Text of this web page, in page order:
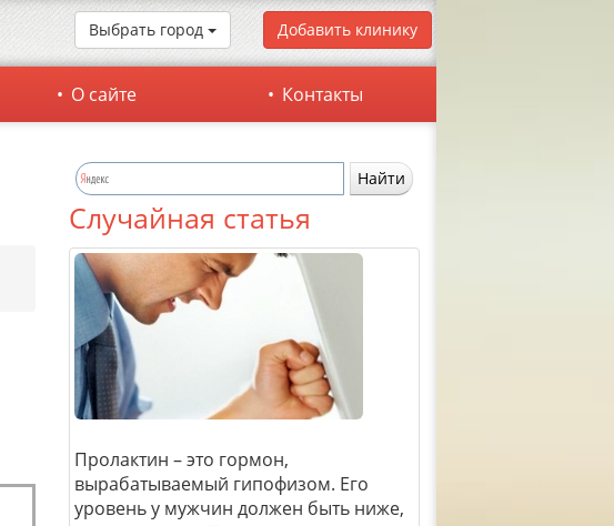
Случайная статья
Пролактин – это гормон,
вырабатываемый гипофизом. Его
уровень у мужчин должен быть ниже,
Выбрать город Добавить клинику
О сайте Контакты